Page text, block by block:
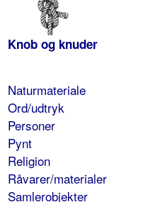
Knob og knuder
Naturmateriale
Ord/udtryk
Personer
Pynt
Religion
Råvarer/materialer
Samlerobjekter